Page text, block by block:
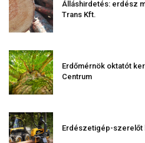
Álláshirdetés: erdész
Trans Kft.
Erdőmérnök oktatót
Centrum
Erdészetigép-szerelőt